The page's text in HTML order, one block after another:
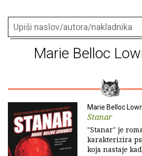
Marie Belloc
Marie Belloc
Stanar
"Stanar" je
karakterizira
koja nastaje